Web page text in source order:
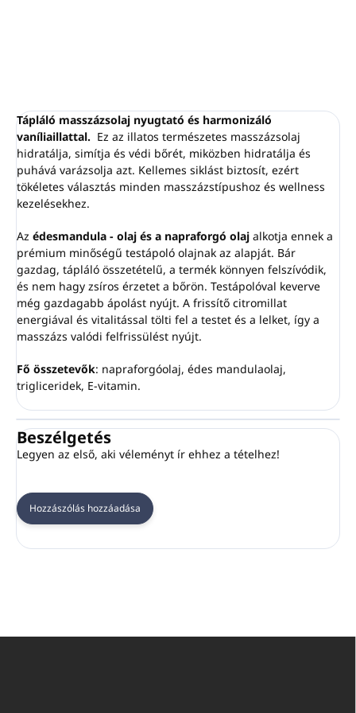
Tápláló masszázsolaj nyugtató és harmonizáló
vaníliaillattal. Ez az illatos természetes masszázsolaj
hidratálja, simítja és védi bőrét, miközben hidratálja és
puhává varázsolja azt. Kellemes siklást biztosít, ezért
tökéletes választás minden masszázstípushoz és wellness
kezelésekhez.
Az édesmandula - olaj és a napraforgó olaj alkotja ennek a
prémium minőségű testápoló olajnak az alapját. Bár
gazdag, tápláló összetételű, a termék könnyen felszívódik,
és nem hagy zsíros érzetet a bőrön. Testápolóval keverve
még gazdagabb ápolást nyújt. A frissítő citromillat
energiával és vitalitással tölti fel a testet és a lelket, így a
masszázs valódi felfrissülést nyújt.
Fő összetevők: napraforgóolaj, édes mandulaolaj,
trigliceridek, E-vitamin.
Beszélgetés
Legyen az első, aki véleményt ír ehhez a tételhez!
Hozzászólás hozzáadása